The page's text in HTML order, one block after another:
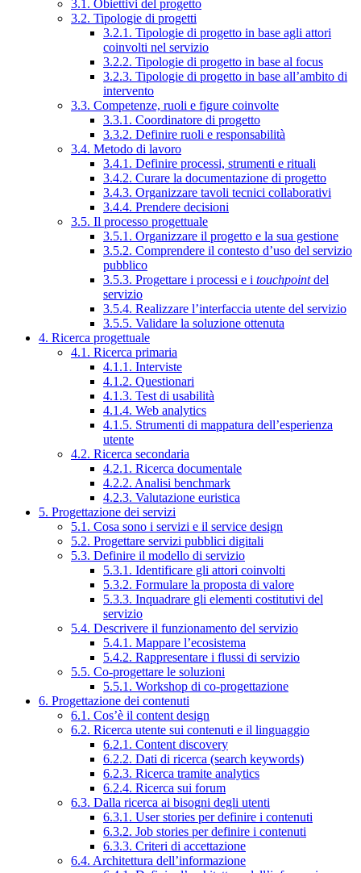
3.1. Obiettivi del progetto
3.2. Tipologie di progetti
3.2.1. Tipologie di progetto in base agli attori
coinvolti nel servizio
3.2.2. Tipologie di progetto in base al focus
3.2.3. Tipologie di progetto in base all’ambito di
intervento
3.3. Competenze, ruoli e figure coinvolte
3.3.1. Coordinatore di progetto
3.3.2. Definire ruoli e responsabilità
3.4. Metodo di lavoro
3.4.1. Definire processi, strumenti e rituali
3.4.2. Curare la documentazione di progetto
3.4.3. Organizzare tavoli tecnici collaborativi
3.4.4. Prendere decisioni
3.5. Il processo progettuale
3.5.1. Organizzare il progetto e la sua gestione
3.5.2. Comprendere il contesto d’uso del servizio
pubblico
3.5.3. Progettare i processi e i touchpointdel
servizio
3.5.4. Realizzare l’interfaccia utente del servizio
3.5.5. Validare la soluzione ottenuta
4. Ricerca progettuale
4.1. Ricerca primaria
4.1.1. Interviste
4.1.2. Questionari
4.1.3. Test di usabilità
4.1.4. Web analytics
4.1.5. Strumenti di mappatura dell’esperienza
utente
4.2. Ricerca secondaria
4.2.1. Ricerca documentale
4.2.2. Analisi benchmark
4.2.3. Valutazione euristica
5. Progettazione dei servizi
5.1. Cosa sono i servizi e il service design
5.2. Progettare servizi pubblici digitali
5.3. Definire il modello di servizio
5.3.1. Identificare gli attori coinvolti
5.3.2. Formulare la proposta di valore
5.3.3. Inquadrare gli elementi costitutivi del
servizio
5.4. Descrivere il funzionamento del servizio
5.4.1. Mappare l’ecosistema
5.4.2. Rappresentare i flussi di servizio
5.5. Co-progettare le soluzioni
5.5.1. Workshop di co-progettazione
6. Progettazione dei contenuti
6.1. Cos’è il content design
6.2. Ricerca utente sui contenuti e il linguaggio
6.2.1. Content discovery
6.2.2. Dati di ricerca (search keywords)
6.2.3. Ricerca tramite analytics
6.2.4. Ricerca sui forum
6.3. Dalla ricerca ai bisogni degli utenti
6.3.1. User stories per definire i contenuti
6.3.2. Job stories per definire i contenuti
6.3.3. Criteri di accettazione
6.4. Architettura dell’informazione